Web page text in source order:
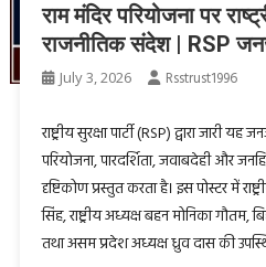
राम मंदिर परियोजना पर
राजनीतिक संदेश | RSP
July 3, 2026 Rsstrust1996
राष्ट्रीय सुरक्षा पार्टी (RSP) द्वारा जारी
परियोजना, पारदर्शिता, जवाबदेही और
दृष्टिकोण प्रस्तुत करता है। इस पोस्टर में
सिंह, राष्ट्रीय अध्यक्ष बहन मोनिका गौतम,
तथा असम प्रदेश अध्यक्ष ध्रुव दास की